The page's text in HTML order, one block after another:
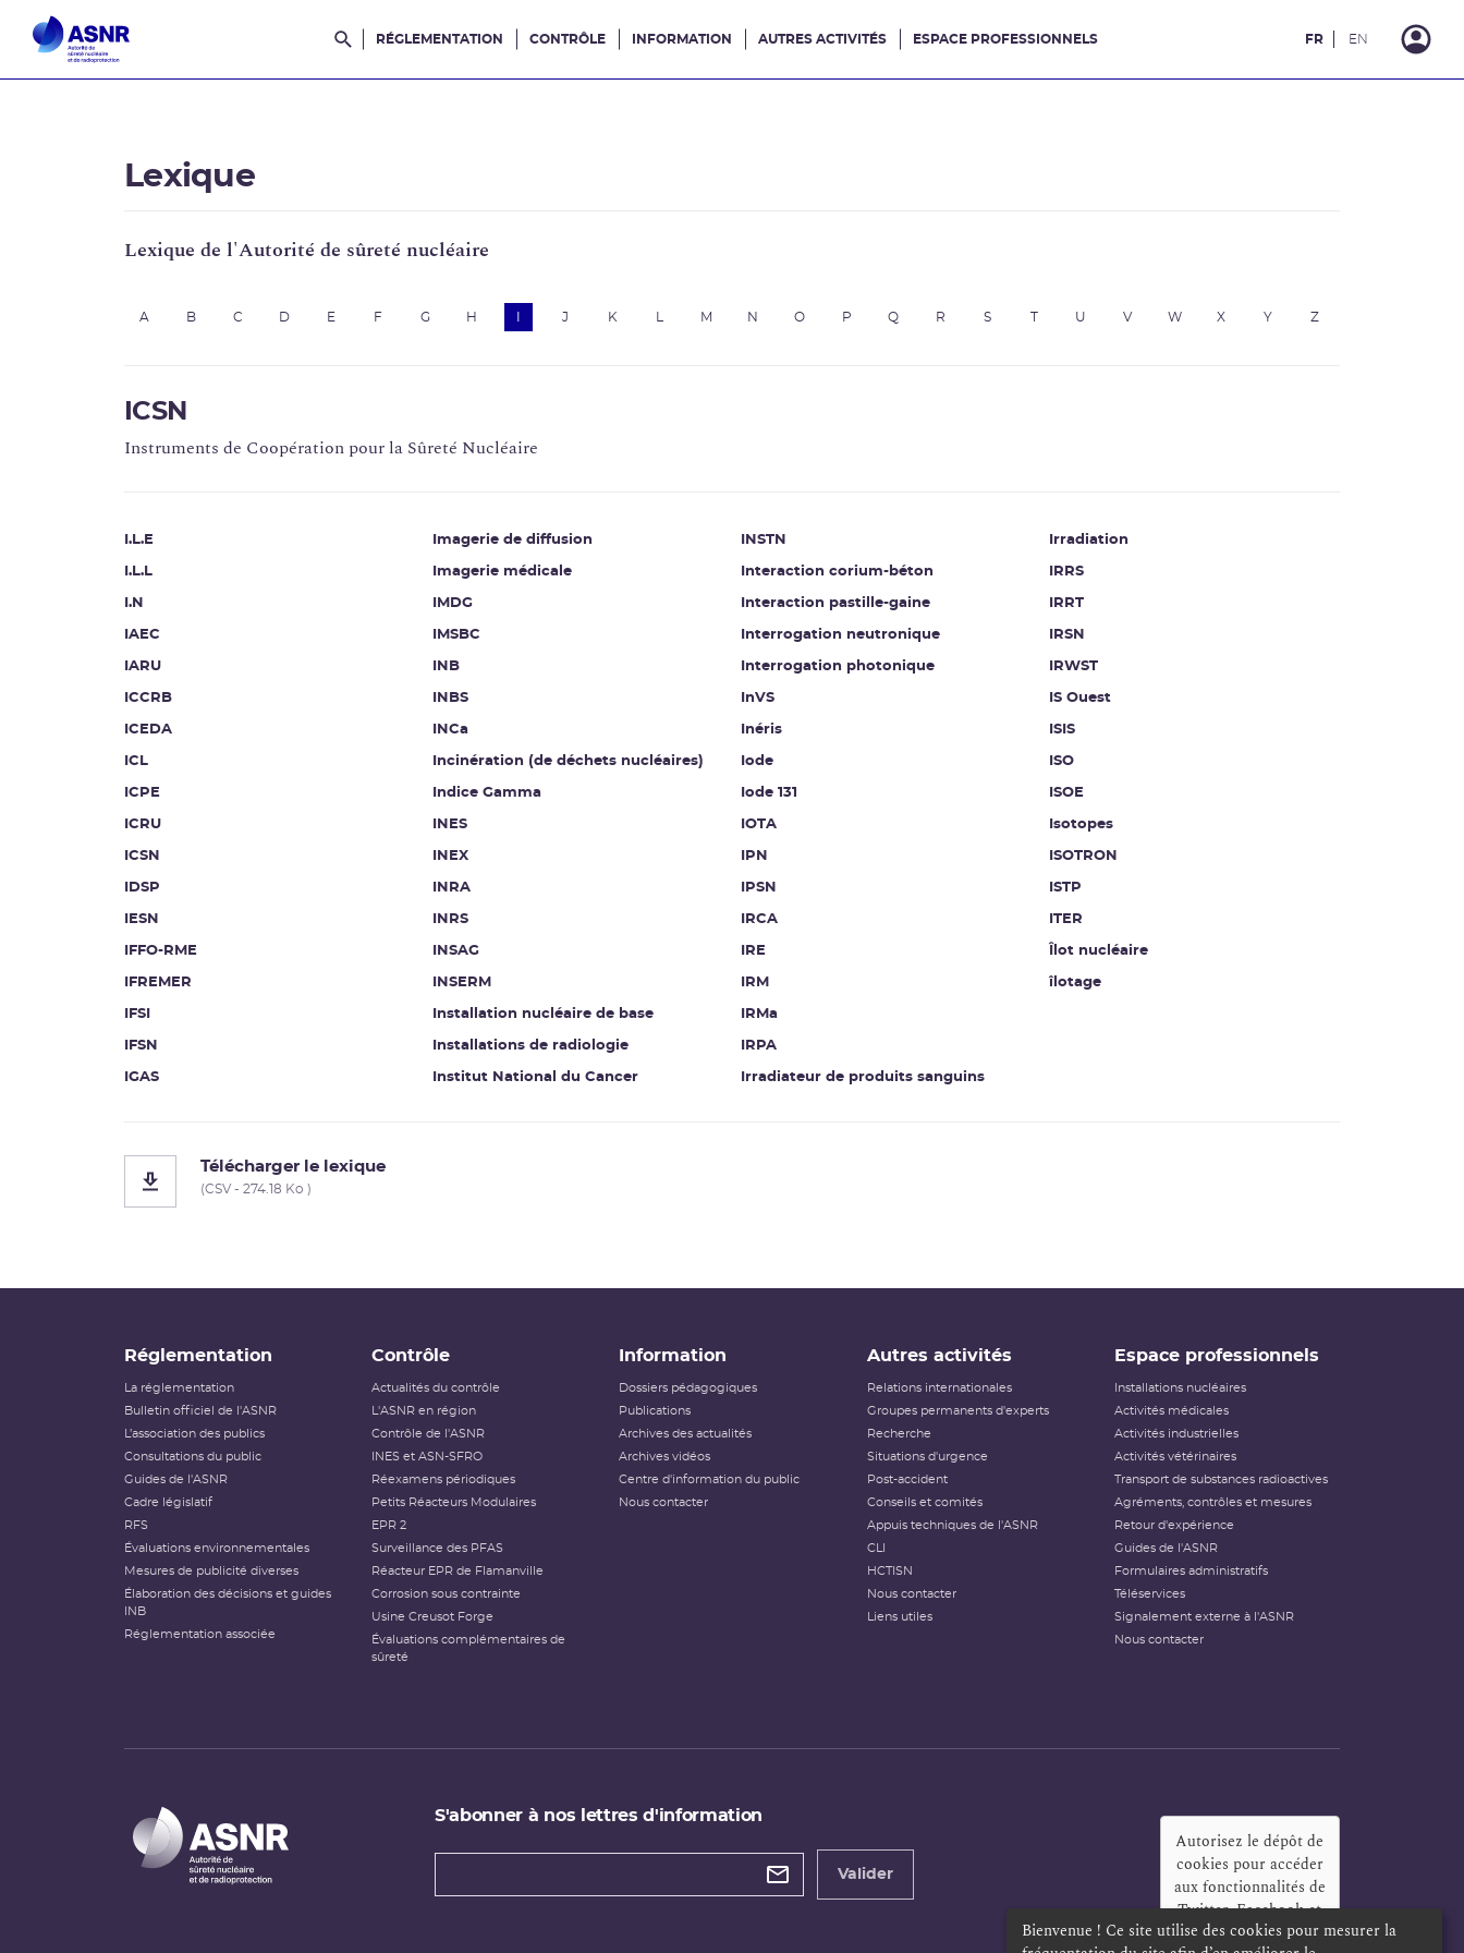
Rechercher dans le site
RÉGLEMENTATION CONTRÔLE INFORMATION AUTRES ACTIVITÉS ESPACE PROFESSIONNELS FR EN
Lexique
Lexique de l'Autorité de sûreté nucléaire
A B C D E F G H J K M N O P Q R S T U V W X Y Z
ICSN
Instruments de Coopération pour la Sûreté Nucléaire
I.L.E
I.L.L
I.N
IAEC
IARU
ICCRB
ICEDA
ICL
ICPE
ICRU
ICSN
IDSP
IESN
IFFO-RME
IFREMER
IFSI
IFSN
IGAS
Imagerie de diffusion
Imagerie médicale
IMDG
IMSBC
INB
INBS
INCa
Incinération (de déchets nucléaires)
Indice Gamma
INES
INEX
INRA
INRS
INSAG
INSERM
Installation nucléaire de base
Installations de radiologie
Institut National du Cancer
INSTN
Interaction corium-béton
Interaction pastille-gaine
Interrogation neutronique
Interrogation photonique
InVS
Inéris
Iode
Iode 131
IOTA
IPN
IPSN
IRCA
IRE
IRM
IRMa
IRPA
Irradiateur de produits sanguins
Irradiation
IRRS
IRRT
IRSN
IRWST
IS Ouest
ISIS
ISO
ISOE
Isotopes
ISOTRON
ISTP
ITER
Îlot nucléaire
îlotage
Télécharger le lexique
(CSV - 274.18 Ko )
Réglementation
La réglementation
Bulletin officiel de l'ASNR
L’association des publics
Consultations du public
Guides de l'ASNR
Cadre législatif
RFS
Évaluations environnementales
Mesures de publicité diverses
Élaboration des décisions et guides
INB
Réglementation associée
Contrôle
Actualités du contrôle
L'ASNR en région
Contrôle de l'ASNR
INES et ASN-SFRO
Réexamens périodiques
Petits Réacteurs Modulaires
EPR 2
Surveillance des PFAS
Réacteur EPR de Flamanville
Corrosion sous contrainte
Usine Creusot Forge
Évaluations complémentaires de
sûreté
Information
Dossiers pédagogiques
Publications
Archives des actualités
Archives vidéos
Centre d'information du public
Nous contacter
Autres activités
Relations internationales
Groupes permanents d'experts
Recherche
Situations d'urgence
Post-accident
Conseils et comités
Appuis techniques de l'ASNR
CLI
HCTISN
Nous contacter
Liens utiles
Espace professionnels
Installations nucléaires
Activités médicales
Activités industrielles
Activités vétérinaires
Transport de substances radioactives
Agréments, contrôles et mesures
Retour d'expérience
Guides de l'ASNR
Formulaires administratifs
Téléservices
Signalement externe à l'ASNR
Nous contacter
S'abonner à nos lettres d'information
Valider
Autorisez le dépôt de
cookies pour accéder
aux fonctionnalités de
Twitter, Facebook et
LinkedIn?
Bienvenue ! Ce site utilise des cookies pour mesurer la